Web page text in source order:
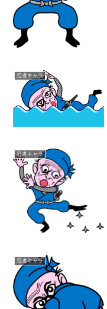
忍者キャラ
忍者キャラ
忍者キャラ